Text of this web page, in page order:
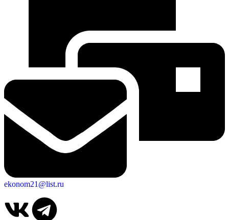
ekonom21@list.ru